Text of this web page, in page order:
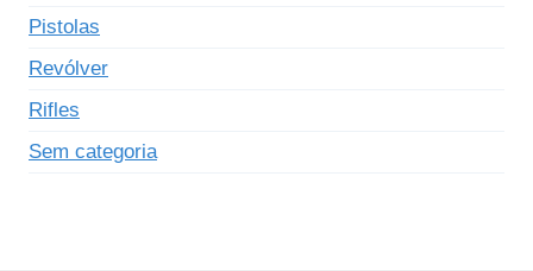
Pistolas
Revólver
Rifles
Sem categoria